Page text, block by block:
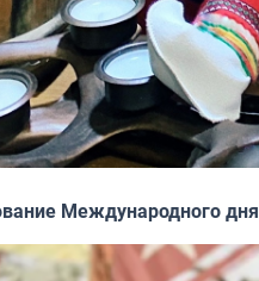
Международного